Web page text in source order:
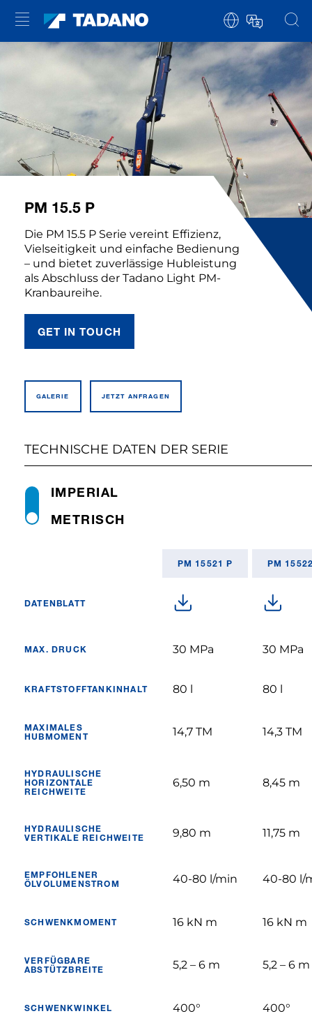
PM 15.5 P
Die PM 15.5 P Serie vereint Effizienz,
Vielseitigkeit und einfache Bedienung
– und bietet zuverlässige Hubleistung
als Abschluss der Tadano Light PM-
Kranbaureihe.
GET IN TOUCH
GALERIE JETZT ANFRAGEN
TECHNISCHE DATEN DER SERIE
METRISCH
IMPERIAL
PM 15521 P PM
DATENBLATT
MAX. DRUCK 30 MPa 30 MPa
KRAFTSTOFFTANKINHALT 80 l 80 l
MAXIMALES
HUBMOMENT
14,7 TM 14,3 TM
HYDRAULISCHE
HORIZONTALE
REICHWEITE
6,50 m 8,45 m
HYDRAULISCHE
VERTIKALE REICHWEITE
9,80 m 11,75 m
EMPFOHLENER
ÖLVOLUMENSTROM
40-80 l/min 40-80 l/
SCHWENKMOMENT 16 kN m 16 kN m
VERFÜGBARE
ABSTÜTZBREITE
5,2 – 6 m 5,2 – 6 m
SCHWENKWINKEL 400° 400°